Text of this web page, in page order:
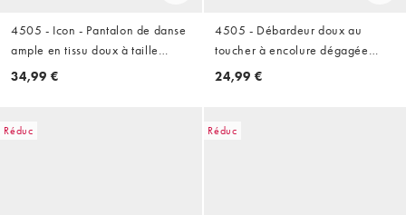
4505 - Icon - Pantalon de danse
ample en tissu doux à taille
haute - Chocolat
34,99 €
4505 - Débardeur doux au
toucher à encolure dégagée
avec brassière intégrée et
24,99 €
Réduc Réduc